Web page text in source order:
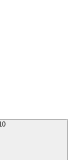
+7 (922) 975 31 10